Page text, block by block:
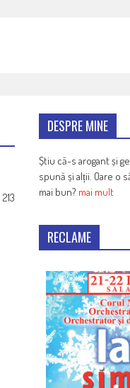
213
DESPRE MINE
Știu că-s arogant și
spună și alții. Oare o
mai bun? mai mult
RECLAME